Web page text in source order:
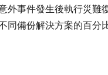
外事件發生後執行災難
同備份解決方案的百分